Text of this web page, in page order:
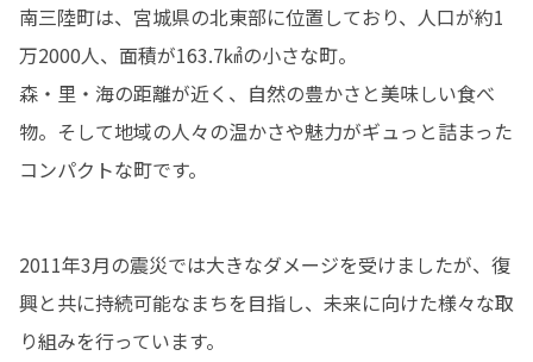
南三陸町は、宮城県の北東部に位置しており、人口が約1
万2000人、面積が163.7㎢の小さな町。
森・里・海の距離が近く、自然の豊かさと美味しい食べ
物。そして地域の人々の温かさや魅力がギュっと詰まった
コンパクトな町です。
2011年3月の震災では大きなダメージを受けましたが、復
興と共に持続可能なまちを目指し、未来に向けた様々な取
り組みを行っています。